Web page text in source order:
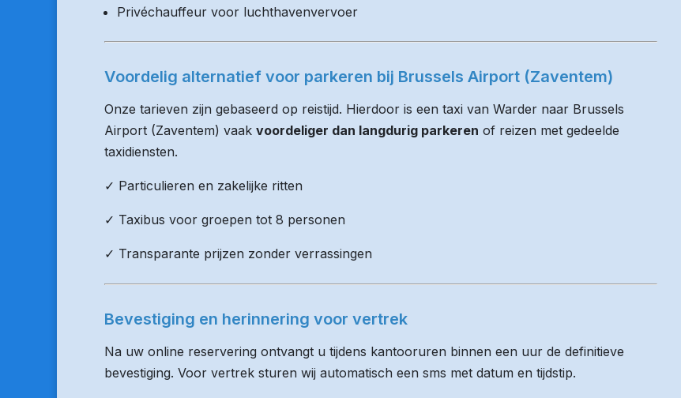
Privéchauffeur voor luchthavenvervoer
Voordelig alternatief voor parkeren bij Brussels Airport (Zaventem)
Onze tarieven zijn gebaseerd op reistijd. Hierdoor is een taxi van Warder naar Brussels
Airport (Zaventem) vaak voordeliger dan langdurig parkeren of reizen met gedeelde
taxidiensten.
✓ Particulieren en zakelijke ritten
✓ Taxibus voor groepen tot 8 personen
✓ Transparante prijzen zonder verrassingen
Bevestiging en herinnering voor vertrek
Na uw online reservering ontvangt u tijdens kantooruren binnen een uur de definitieve
bevestiging. Voor vertrek sturen wij automatisch een sms met datum en tijdstip.